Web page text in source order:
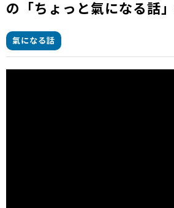
の「ちょっと氣になる話
氣になる話